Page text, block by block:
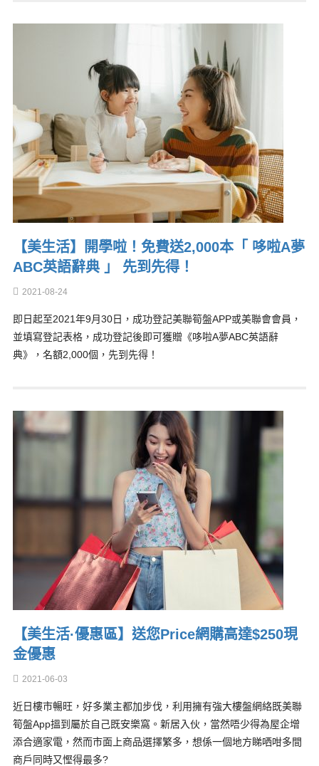
【美生活】開學啦！免費送2,000本「 哆啦A夢
ABC英語辭典 」 先到先得！
2021-08-24
即日起至2021年9月30日，成功登記美聯筍盤APP或美聯會會員，
並填寫登記表格，成功登記後即可獲贈《哆啦A夢ABC英語辭
典》，名額2,000個，先到先得！
【美生活·優惠區】送您Price網購高達$250現
金優惠
2021-06-03
近日樓市暢旺，好多業主都加步伐，利用擁有強大樓盤網絡既美聯
筍盤App搵到屬於自己既安樂窩。新居入伙，當然唔少得為屋企增
添合適家電，然而市面上商品選擇繁多，想係一個地方睇哂咁多間
商戶同時又慳得最多?